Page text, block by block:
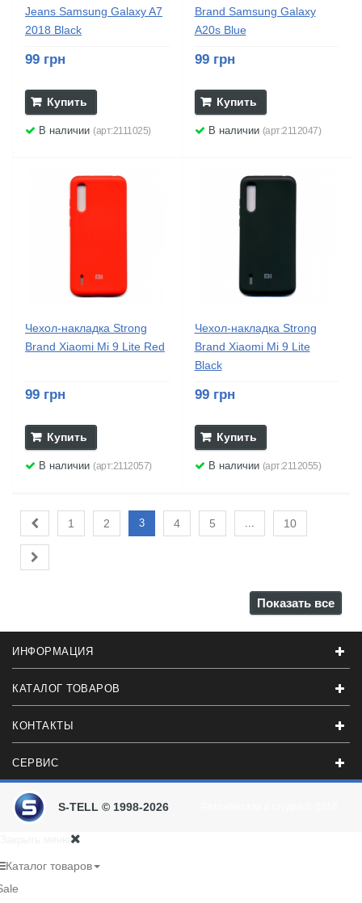
Jeans Samsung Galaxy A7
2018 Black
99 грн
Купить
В наличии (арт:2111025)
Brand Samsung Galaxy
A20s Blue
99 грн
Купить
В наличии (арт:2112047)
Чехол-накладка Strong
Brand Xiaomi Mi 9 Lite Red
99 грн
Купить
В наличии (арт:2112057)
Чехол-накладка Strong
Brand Xiaomi Mi 9 Lite
Black
99 грн
Купить
В наличии (арт:2112055)
1 2 3 4 5 ... 10
Показать все
ИНФОРМАЦИЯ
КАТАЛОГ ТОВАРОВ
КОНТАКТЫ
СЕРВИС
S-TELL © 1998-2026
Каталог товаров